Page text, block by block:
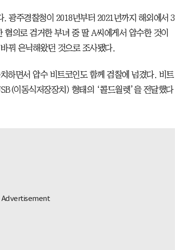
광주경찰청이 2018년부터 2021년까지 해외에서 3
의로 검거한 부녀 중 딸 A씨에게서 압수한 것이
꿔 은닉해왔던 것으로 조사됐다.
하면서 압수 비트코인도 함께 검찰에 넘겼다. 비트
이동식저장장치) 형태의 ‘콜드월렛’을 전달했다